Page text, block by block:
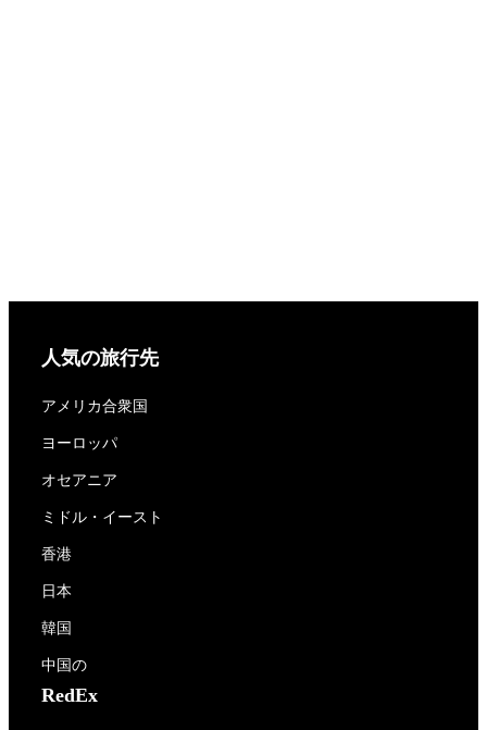
人気の旅行先
アメリカ合衆国
ヨーロッパ
オセアニア
ミドル・イースト
香港
日本
韓国
中国の
RedEx